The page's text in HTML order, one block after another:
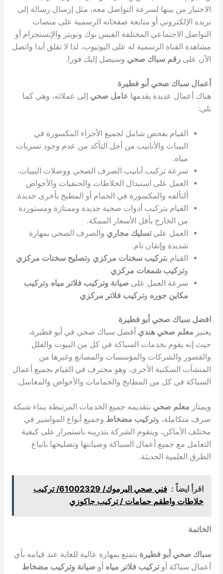
الاختيار من بينها لسرعة التواصل معه، مثل إرسال رسالة إلى
بريده الإلكتروني أو متابعة صفحاته الرسمية على منصات
التواصل الاجتماعي المختلفة الفيس بوك وتويتر والإنستجرام أو
مشاهدة القناة الرسمية له على اليوتيوب، لذا لا تقلق أبدا واتصل
الآن على رقم سباك صحي وسيصل إليك فورا.
أعمال سباك صحي أبو فطيرة
هناك أعمال عديدة يقدمها عامل صحي إلى عملائه، وهي كما
يلي:
القيام بفحص شامل لجميع الأجزاء المكسورة في
البيبات والأنابيب من أجل التأكد من عدم وجود تسربات
مياه.
سرعة تركيب أنابيب الصرف الصحي ووصلات البيبات.
العمل على استبدال الخلاطات والحنفيات والأحواض
ألتألفه والمكسورة في الحمام أو المطبخ بأخرى جديدة.
القيام بتركيب أدوات صحية جديدة وممتازة ومستوردة
من الخارج بأقل الأسعار الممكة.
العمل علىتسليك مجاري والصرف الصحي بمهارة
شديدة وإتقان تام.
القيام بتركيب سخنات مركزي وتصليح سخنات مركزي
وتركيب شمعات مركزي
سرعة العمل على صيانة وتركيب فلاتر مياه وتركيب
مكاين جوره وتركيب فلاتر مركزي
افضل سباك صحي أبو فطيرة
يعتبر معلم صحي هندي أفضل سباك صحي في أبو فطيرة،
حيث إنه يقوم بخدمات السباكة في كل من البيوت والفلل
والقصور والشركات والمؤسسات والمصانع وغيرها من
المنشآت السكنية الأخرى، وهو محترف في القيام بجميع أعمال
السباكة في كل من المطابخ والحمامات والأحواض والمغاسل.
ويمتاز معلم صحي بتقديمه جميع الخدمات المرتبطة ببناء شبكة
صرف متكاملة، وتركيب مضخاط وجميع أنواع المواسير في
مختلف الأماكن، ويتقوم الشركة بتدريبه باستمرار على كيفية
التعامل مع جميع أعمال السباكة وصيانتها وتصليحها باتباع
الطرق العلمية الحديثة.
اقرأ ايضاً :
فني صحي اليرموك/ 61002329/ تركيب
خلاطات واطقم حمامات / تركيب جاكوزي
الخاتمة
سباك صحي أبو فطيرة يتمتع بمهارة عالية للغاية عند قيامه بأي
أعمال سباكة أوتركيب فلاتر مياه أو صيانة وتركيب مضخاط